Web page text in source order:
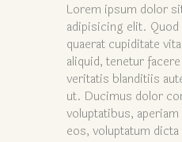
Lorem ipsum dolor
adipisicing elit.
quaerat cupiditate
aliquid, tenetur
veritatis blanditiis
ut. Ducimus dolor
voluptatibus,
eos, voluptatum